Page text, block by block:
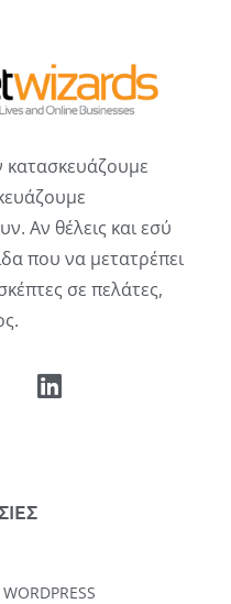
Αν θέλεις και εσύ
που να μετατρέπει
σε πελάτες,